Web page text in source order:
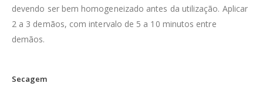
devendo ser bem homogeneizado antes da utilização. Aplicar
2 a 3 demãos, com intervalo de 5 a 10 minutos entre
demãos.
Secagem